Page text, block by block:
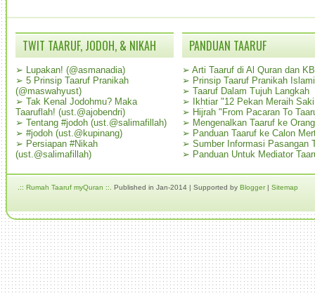
TWIT TAARUF, JODOH, & NIKAH
➢ Lupakan! (@asmanadia)
➢ 5 Prinsip Taaruf Pranikah
(@maswahyust)
➢ Tak Kenal Jodohmu? Maka
Taaruflah! (ust.@ajobendri)
➢ Tentang #jodoh (ust.@salimafillah)
➢ #jodoh (ust.@kupinang)
➢ Persiapan #Nikah
(ust.@salimafillah)
PANDUAN TAARUF
➢ Arti Taaruf di Al Quran dan
➢ Prinsip Taaruf Pranikah Islami
➢ Taaruf Dalam Tujuh Langkah
➢
Ikhtiar "12 Pekan Meraih
➢ Hijrah "From Pacaran To
➢ Mengenalkan Taaruf ke
➢ Panduan Taaruf ke Calon
➢ Sumber Informasi Pasangan
➢ Panduan Untuk Mediator
.:: Rumah Taaruf myQuran ::. Published in Jan-2014 | Supported by Blogger| Sitemap